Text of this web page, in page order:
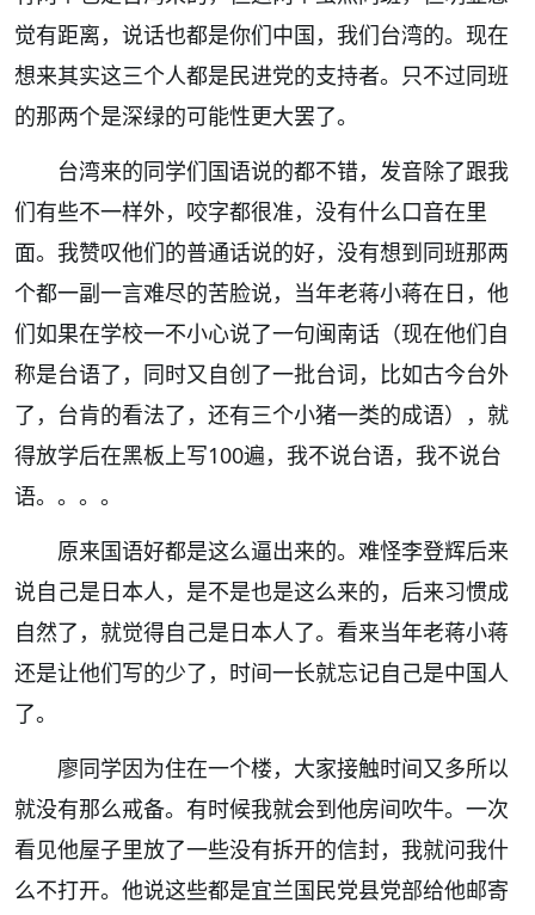
觉有距离，说话也都是你们中国，我们台湾的。现在
想来其实这三个人都是民进党的支持者。只不过同班
的那两个是深绿的可能性更大罢了。
台湾来的同学们国语说的都不错，发音除了跟我
们有些不一样外，咬字都很准，没有什么口音在里
面。我赞叹他们的普通话说的好，没有想到同班那两
个都一副一言难尽的苦脸说，当年老蒋小蒋在日，他
们如果在学校一不小心说了一句闽南话（现在他们自
称是台语了，同时又自创了一批台词，比如古今台外
了，台肯的看法了，还有三个小猪一类的成语），就
得放学后在黑板上写100遍，我不说台语，我不说台
语。。。。
原来国语好都是这么逼出来的。难怪李登辉后来
说自己是日本人，是不是也是这么来的，后来习惯成
自然了，就觉得自己是日本人了。看来当年老蒋小蒋
还是让他们写的少了，时间一长就忘记自己是中国人
了。
廖同学因为住在一个楼，大家接触时间又多所以
就没有那么戒备。有时候我就会到他房间吹牛。一次
看见他屋子里放了一些没有拆开的信封，我就问我什
么不打开。他说这些都是宜兰国民党县党部给他邮寄